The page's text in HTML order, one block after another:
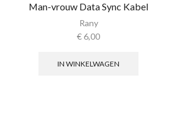
Man-vrouw Data Sync Kabel
Rany
€6,00
IN WINKELWAGEN